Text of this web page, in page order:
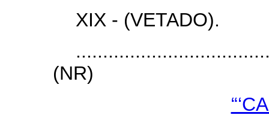
XIX - (VETADO).
(NR)